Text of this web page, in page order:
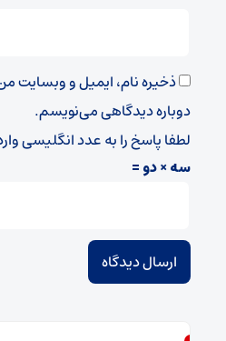
ذخیره نام، ایمیل و وبسایت
دوباره دیدگاهی می‌نویسم.
لطفا پاسخ را به عدد انگلیسی
سه × دو =